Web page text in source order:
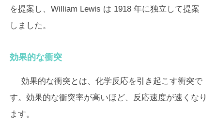
を提案し、William Lewis は 1918 年に独立して提案
しました。
効果的な衝突
効果的な衝突とは、化学反応を引き起こす衝突で
す。効果的な衝突率が高いほど、反応速度が速くなり
ます。